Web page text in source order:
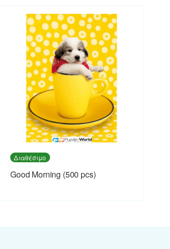
Διαθέσιμο
Good Morning (500 pcs)